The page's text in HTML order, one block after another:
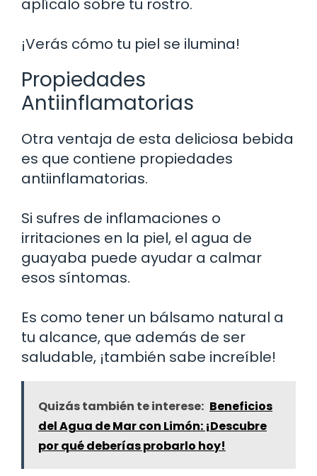
aplícalo sobre tu rostro.
¡Verás cómo tu piel se ilumina!
Propiedades
Antiinflamatorias
Otra ventaja de esta deliciosa bebida
es que contiene propiedades
antiinflamatorias.
Si sufres de inflamaciones o
irritaciones en la piel, el agua de
guayaba puede ayudar a calmar
esos síntomas.
Es como tener un bálsamo natural a
tu alcance, que además de ser
saludable, ¡también sabe increíble!
Quizás también te interese: Beneficios
del Agua de Mar con Limón: ¡Descubre
por qué deberías probarlo hoy!